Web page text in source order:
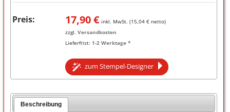
Preis: 17,90€ inkl. MwSt. (15,04€ netto)
zzgl. Versandkosten
Lieferfrist: 1-2 Werktage *
zum Stempel-Designer
Beschreibung